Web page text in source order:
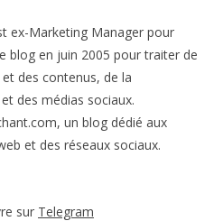
ex-Marketing Manager pour
blog en juin 2005 pour traiter de
des contenus, de la
des médias sociaux.
un blog dédié aux
et des réseaux sociaux.
sur Telegram